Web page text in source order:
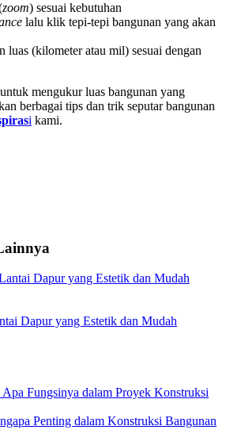
zoom) sesuai kebutuhan
lalu klik tepi-tepi bangunan yang akan
luas (kilometer atau mil) sesuai dengan
mengukur luas bangunan yang
berbagai tips dan trik seputar bangunan
i kami.
Dapur yang Estetik dan Mudah
Fungsinya dalam Proyek Konstruksi